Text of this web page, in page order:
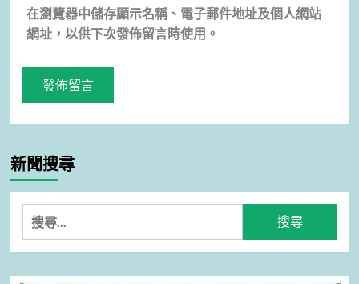
在瀏覽器中儲存顯示名稱、電子郵件地址及個人網站
網址，以供下次發佈留言時使用。
新聞搜尋
搜
尋
關
鍵